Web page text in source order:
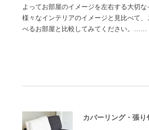
よってお部屋のイメージを左右する大切な
様々なインテリアのイメージと見比べて
べるお部屋と比較してみてください。……
カバーリング・張り